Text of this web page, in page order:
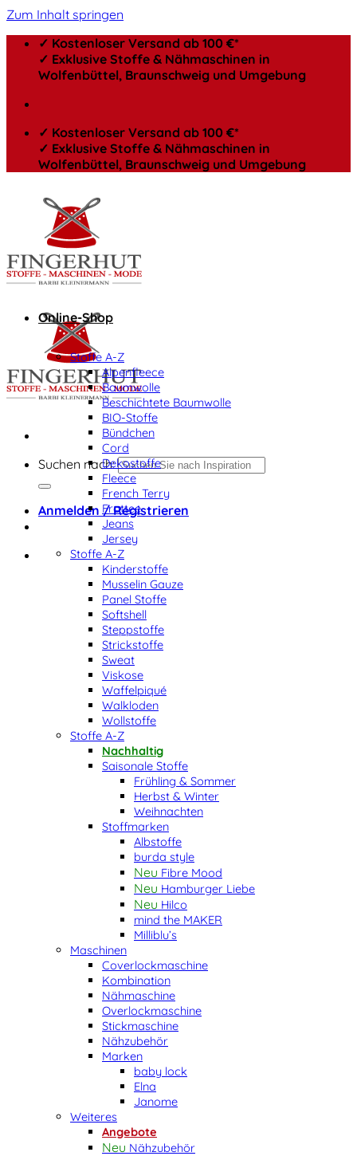
Zum Inhalt springen
✓ Kostenloser Versand ab 100 €*
✓ Exklusive Stoffe & Nähmaschinen in
Wolfenbüttel, Braunschweig und Umgebung
✓ Kostenloser Versand ab 100 €*
✓ Exklusive Stoffe & Nähmaschinen in
Wolfenbüttel, Braunschweig und Umgebung
Suchen nach:
Anmelden / Registrieren
Online-Shop
Stoffe A-Z
Alpenfleece
Baumwolle
Beschichtete Baumwolle
BIO-Stoffe
Bündchen
Cord
Dekostoffe
Fleece
French Terry
Frottee
Jeans
Jersey
Stoffe A-Z
Kinderstoffe
Musselin Gauze
Panel Stoffe
Softshell
Steppstoffe
Strickstoffe
Sweat
Viskose
Waffelpiqué
Walkloden
Wollstoffe
Stoffe A-Z
Nachhaltig
Saisonale Stoffe
Frühling & Sommer
Herbst & Winter
Weihnachten
Stoffmarken
Albstoffe
burda style
Fibre Mood
Hamburger Liebe
Hilco
mind the MAKER
Milliblu’s
Maschinen
Coverlockmaschine
Kombination
Nähmaschine
Overlockmaschine
Stickmaschine
Nähzubehör
Marken
baby lock
Elna
Janome
Weiteres
Angebote
Nähzubehör